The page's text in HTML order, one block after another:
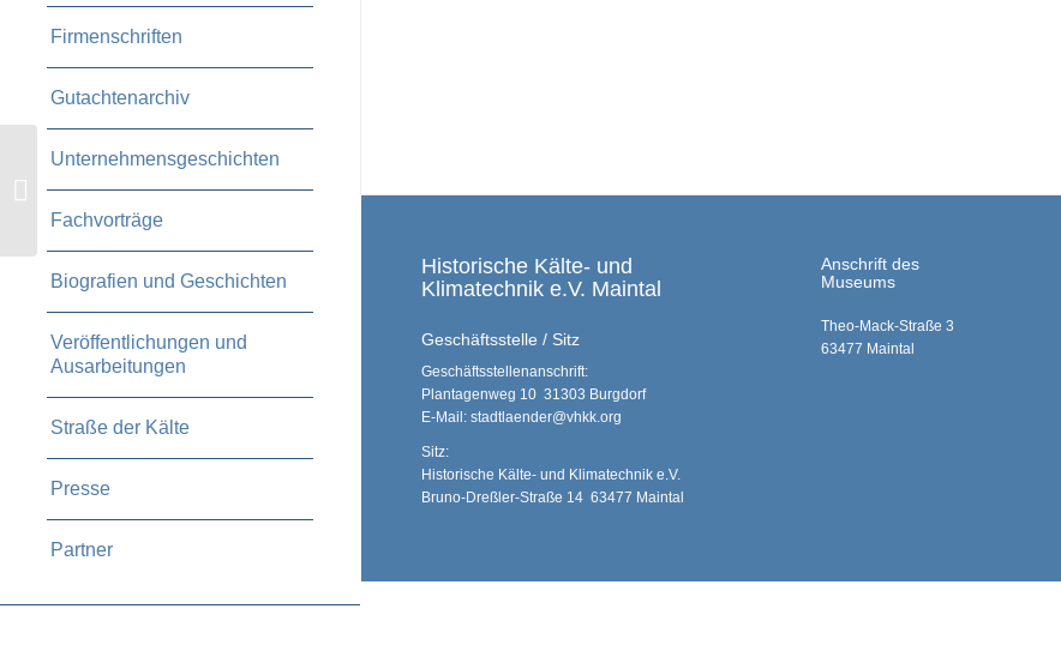
Firmenschriften
Gutachtenarchiv
Unternehmensgeschichten
Fachvorträge
Biografien und Geschichten
Veröffentlichungen und
Ausarbeitungen
Straße der Kälte
Presse
Partner
Historische Kälte- und
Klimatechnik e.V. Maintal
Geschäftsstelle / Sitz
Geschäftsstellenanschrift:
Plantagenweg 10 31303 Burgdorf
E-Mail: stadtlaender@vhkk.org
Sitz:
Historische Kälte- und Klimatechnik e.V.
Bruno-Dreßler-Straße 14 63477 Maintal
Anschrift des
Museums
Theo-Mack-Straße 3
63477 Maintal
Aktuelles aus dem
Verein Januar/ Februar
2026